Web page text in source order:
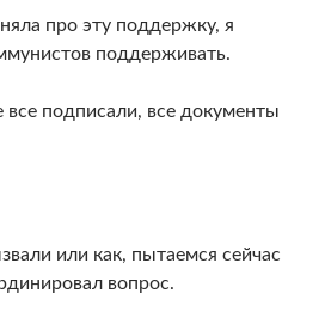
про эту поддержку, я
поддерживать.
подписали, все документы
или как, пытаемся сейчас
вопрос.